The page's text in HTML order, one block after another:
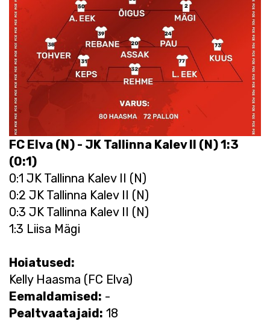
FC Elva (N) - JK Tallinna Kalev II (N) 1:3
(0:1)
0:1 JK Tallinna Kalev II (N)
0:2 JK Tallinna Kalev II (N)
0:3 JK Tallinna Kalev II (N)
1:3 Liisa Mägi
Hoiatused:
Kelly Haasma (FC Elva)
Eemaldamised: -
Pealtvaatajaid: 18